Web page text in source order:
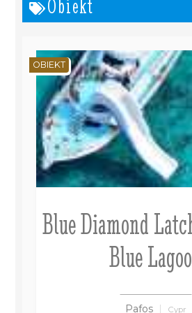
Obiekt
Blue Diamond
Blue
Pafos Cypr
OBIEKT